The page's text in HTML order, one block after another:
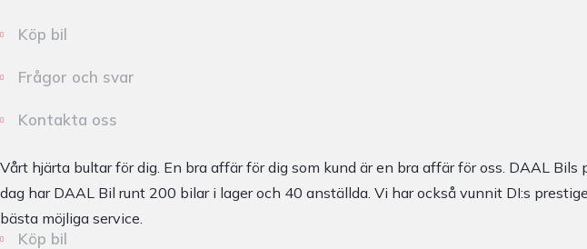
Köp bil
Frågor och svar
Kontakta oss
Vårt hjärta bultar för dig. En bra affär för dig som kund är en bra affär för oss. DAAL
dag har DAAL Bil runt 200 bilar i lager och 40 anställda. Vi har också vunnit DI:s
bästa möjliga service.
Köp bil